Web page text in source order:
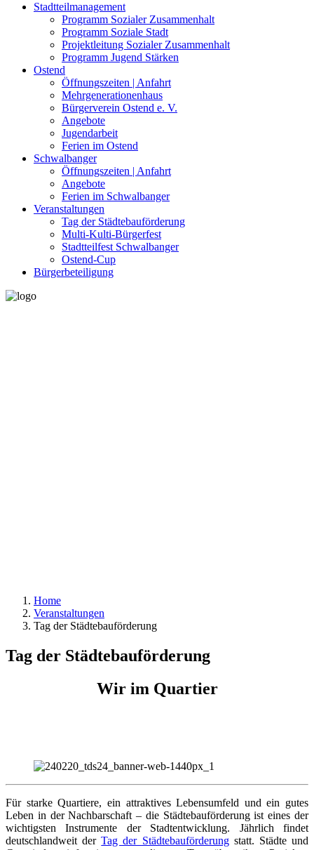
Stadtteilmanagement
Programm Sozialer Zusammenhalt
Programm Soziale Stadt
Projektleitung Sozialer Zusammenhalt
Programm Jugend Stärken
Ostend
Öffnungszeiten | Anfahrt
Mehrgenerationenhaus
Bürgerverein Ostend e. V.
Angebote
Jugendarbeit
Ferien im Ostend
Schwalbanger
Öffnungszeiten | Anfahrt
Angebote
Ferien im Schwalbanger
Veranstaltungen
Tag der Städtebauförderung
Multi-Kulti-Bürgerfest
Stadtteilfest Schwalbanger
Ostend-Cup
Bürgerbeteiligung
Home
Veranstaltungen
Tag der Städtebauförderung
Tag der Städtebauförderung
Wir im Quartier
Für starke Quartiere, ein attraktives Lebensumfeld und ein gutes
Leben in der Nachbarschaft – die Städtebauförderung ist eines der
wichtigsten Instrumente der Stadtentwicklung. Jährlich findet
deutschlandweit derTag der Städtebauförderungstatt. Städte und